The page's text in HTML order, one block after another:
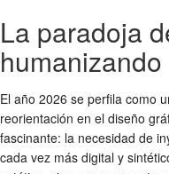
La paradoja
El año 2026 se perfila como
reorientación en el diseño
fascinante: la necesidad de
cada vez más digital y